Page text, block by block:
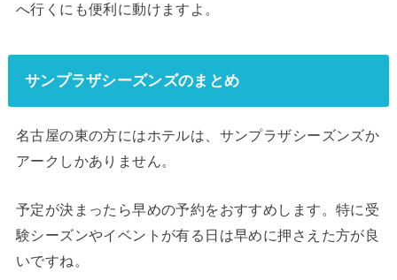
へ行くにも便利に動けますよ。
サンプラザシーズンズのまとめ
名古屋の東の方にはホテルは、サンプラザシーズンズか
アークしかありません。
予定が決まったら早めの予約をおすすめします。特に受
験シーズンやイベントが有る日は早めに押さえた方が良
いですね。